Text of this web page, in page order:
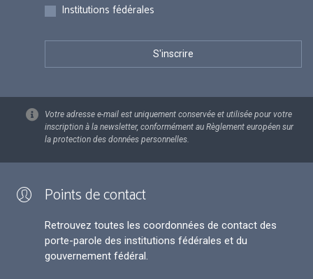
Institutions fédérales
Votre adresse e-mail est uniquement conservée et utilisée pour votre
inscription à la newsletter, conformément au Règlement européen sur
la protection des données personnelles.
Points de contact
Retrouvez toutes les coordonnées de contact des
porte-parole des institutions fédérales et du
gouvernement fédéral.